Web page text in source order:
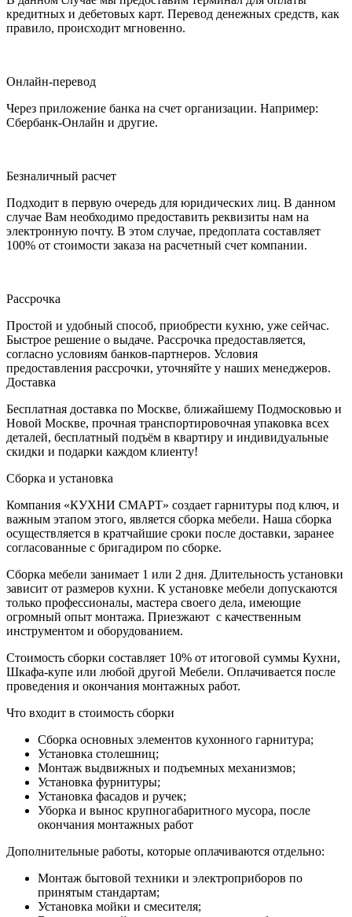
кредитных и дебетовых карт. Перевод денежных средств, как
правило, происходит мгновенно.
Онлайн-перевод
Через приложение банка на счет организации. Например:
Сбербанк-Онлайн и другие.
Безналичный расчет
Подходит в первую очередь для юридических лиц. В данном
случае Вам необходимо предоставить реквизиты нам на
электронную почту. В этом случае, предоплата составляет
100% от стоимости заказа на расчетный счет компании.
Рассрочка
Простой и удобный способ, приобрести кухню, уже сейчас.
Быстрое решение о выдаче. Рассрочка предоставляется,
согласно условиям банков-партнеров. Условия
предоставления рассрочки, уточняйте у наших менеджеров.
Доставка
Бесплатная доставка по Москве, ближайшему Подмосковью и
Новой Москве, прочная транспортировочная упаковка всех
деталей, бесплатный подъём в квартиру и индивидуальные
скидки и подарки каждом клиенту!
Сборка и установка
Компания «КУХНИ СМАРТ» создает гарнитуры под ключ, и
важным этапом этого, является сборка мебели. Наша сборка
осуществляется в кратчайшие сроки после доставки, заранее
согласованные с бригадиром по сборке.
Сборка мебели занимает 1 или 2 дня. Длительность установки
зависит от размеров кухни. К установке мебели допускаются
только профессионалы, мастера своего дела, имеющие
огромный опыт монтажа. Приезжают с качественным
инструментом и оборудованием.
Стоимость сборки составляет 10% от итоговой суммы Кухни,
Шкафа-купе или любой другой Мебели. Оплачивается после
проведения и окончания монтажных работ.
Что входит в стоимость сборки
Сборка основных элементов кухонного гарнитура;
Установка столешниц;
Монтаж выдвижных и подъемных механизмов;
Установка фурнитуры;
Установка фасадов и ручек;
Уборка и вынос крупногабаритного мусора, после
окончания монтажных работ
Дополнительные работы, которые оплачиваются отдельно:
Монтаж бытовой техники и электроприборов по
принятым стандартам;
Установка мойки и смесителя;